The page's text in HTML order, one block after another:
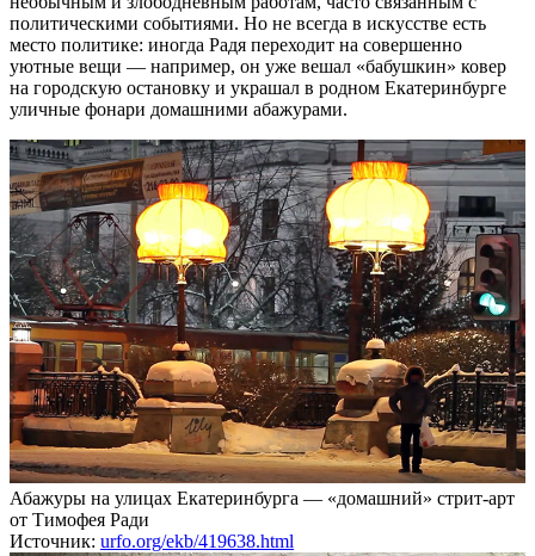
политическими событиями. Но не всегда в искусстве есть
место политике: иногда Радя переходит на совершенно
уютные вещи — например, он уже вешал «бабушкин» ковер
на городскую остановку и украшал в родном Екатеринбурге
уличные фонари домашними абажурами.
Абажуры на улицах Екатеринбурга — «домашний» стрит-арт
от Тимофея Ради
Источник: urfo.org/ekb/419638.html